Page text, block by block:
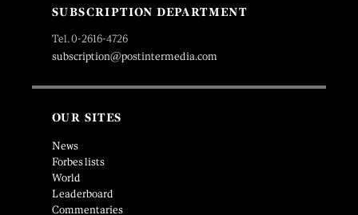
SUBSCRIPTION DEPARTMENT
Tel. 0-2616-4726
subscription@postintermedia.com
OUR SITES
News
Forbes lists
World
Leaderboard
Commentaries